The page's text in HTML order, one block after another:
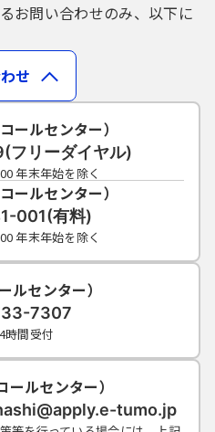
お問い合わせのみ、以下に
せ
ールセンター）
リーダイヤル)
年末年始を除く
ールセンター）
001(有料)
年末年始を除く
ルセンター）
7307
時間受付
ールセンター）
tumo.jp